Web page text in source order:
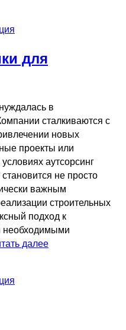
для
в
сталкиваются с
новых
проекты или
аутсорсинг
не просто
важным
строительных
подход к
необходимыми
далееНадежные